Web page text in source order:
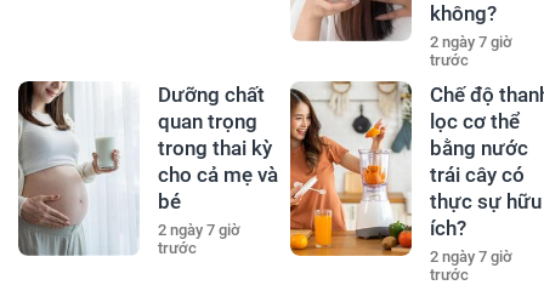
không?
2 ngày 7 giờ
trước
Dưỡng chất
quan trọng
trong thai kỳ
cho cả mẹ và
bé
2 ngày 7 giờ
trước
Chế độ
lọc cơ thể
bằng nước
trái cây có
thực sự hữu
ích?
2 ngày 7 giờ
trước